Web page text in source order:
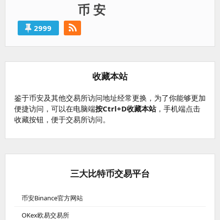
币 安
2999
收藏本站
鉴于币安及其他交易所访问地址经常更换，为了你能够更加
便捷访问，可以在电脑端按Ctrl+D收藏本站，手机端点击
收藏按钮，便于交易所访问。
三大比特币交易平台
币安Binance官方网站
OKex欧易交易所